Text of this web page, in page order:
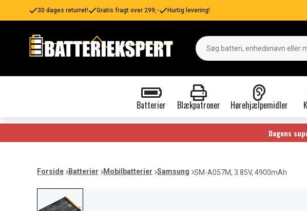
30 dages returret! Gratis fragt over 299,- Hurtig levering!
Batterier Blækpatroner Hørehjælpemidler
Dagens
Forside Batterier Mobilbatterier Samsung SM-A057M, 3.85V, 4900mAh